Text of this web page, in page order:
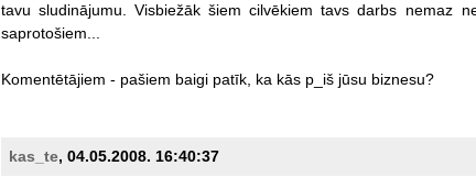
tavu sludinājumu. Visbiežāk šiem cilvēkiem tavs darbs nemaz
saprotošiem...
Komentētājiem - pašiem baigi patīk, ka kās p_iš jūsu biznesu?
kas_te, 04.05.2008. 16:40:37